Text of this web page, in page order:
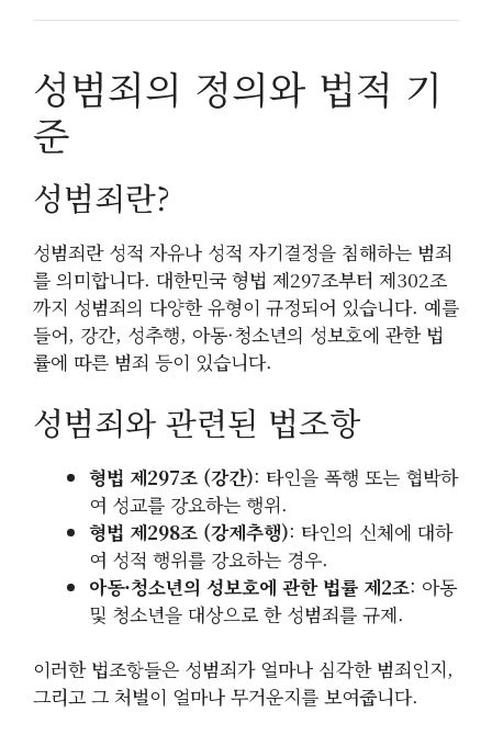
성범죄의 정의와 법적 기
준
성범죄란?
성범죄란 성적 자유나 성적 자기결정을 침해하는 범죄
를 의미합니다. 대한민국 형법 제297조부터 제302조
까지 성범죄의 다양한 유형이 규정되어 있습니다. 예를
들어, 강간, 성추행, 아동·청소년의 성보호에 관한 법
률에 따른 범죄 등이 있습니다.
성범죄와 관련된 법조항
형법 제297조 (강간): 타인을 폭행 또는 협박하
여 성교를 강요하는 행위.
형법 제298조 (강제추행): 타인의 신체에 대하
여 성적 행위를 강요하는 경우.
아동·청소년의 성보호에 관한 법률 제2조: 아동
및 청소년을 대상으로 한 성범죄를 규제.
이러한 법조항들은 성범죄가 얼마나 심각한 범죄인지,
그리고 그 처벌이 얼마나 무거운지를 보여줍니다.